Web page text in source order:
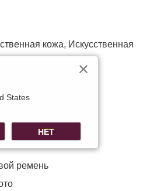
кожа, Искусственная
ремень
States
НЕТ